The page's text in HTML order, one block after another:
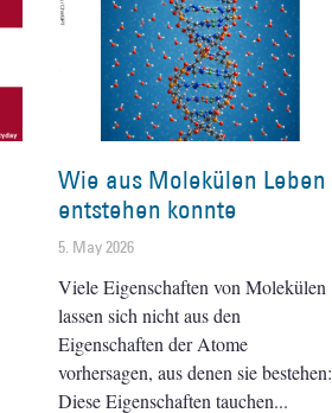
Wie aus Molekülen Leben
entstehen konnte
5. May 2026
Viele Eigenschaften von Molekülen
lassen sich nicht aus den
Eigenschaften der Atome
vorhersagen, aus denen sie bestehen:
Diese Eigenschaften tauchen